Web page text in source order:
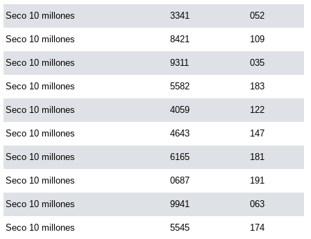
Seco 10 millones 3341 052
Seco 10 millones 8421 109
Seco 10 millones 9311 035
Seco 10 millones 5582 183
Seco 10 millones 4059 122
Seco 10 millones 4643 147
Seco 10 millones 6165 181
Seco 10 millones 0687 191
Seco 10 millones 9941 063
Seco 10 millones 5545 174